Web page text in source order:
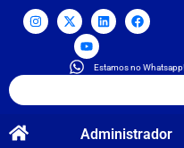
Estamos no Whatsapp!
Administrador